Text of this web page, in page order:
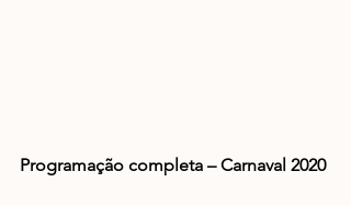
Programação completa – Carnaval 2020